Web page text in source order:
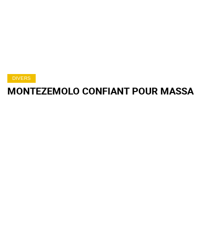
DIVERS
MONTEZEMOLO CONFIANT POUR MASSA